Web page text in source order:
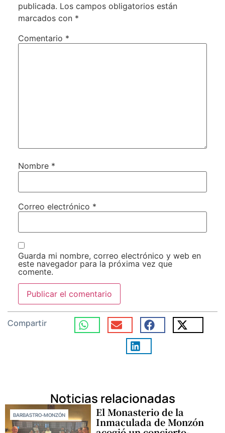
publicada. Los campos obligatorios están
marcados con *
Comentario *
Nombre *
Correo electrónico *
Guarda mi nombre, correo electrónico y web en
este navegador para la próxima vez que
comente.
Compartir
Noticias relacionadas
BARBASTRO-MONZÓN El Monasterio de la
Inmaculada de Monzón